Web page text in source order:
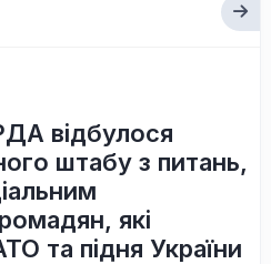
відбулося
штабу з питань,
які
та підня України